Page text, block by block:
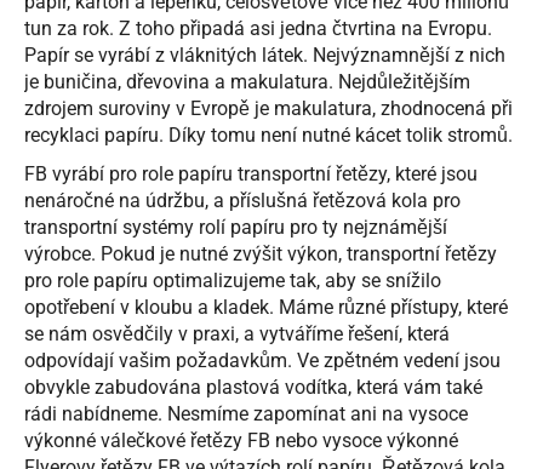
tun za rok. Z toho připadá asi jedna čtvrtina na Evropu.
Papír se vyrábí z vláknitých látek. Nejvýznamnější z nich
je buničina, dřevovina a makulatura. Nejdůležitějším
zdrojem suroviny v Evropě je makulatura, zhodnocená při
recyklaci papíru. Díky tomu není nutné kácet tolik stromů.
FB vyrábí pro role papíru transportní řetězy, které jsou
nenáročné na údržbu, a příslušná řetězová kola pro
transportní systémy rolí papíru pro ty nejznámější
výrobce. Pokud je nutné zvýšit výkon, transportní řetězy
pro role papíru optimalizujeme tak, aby se snížilo
opotřebení v kloubu a kladek. Máme různé přístupy, které
se nám osvědčily v praxi, a vytváříme řešení, která
odpovídají vašim požadavkům. Ve zpětném vedení jsou
obvykle zabudována plastová vodítka, která vám také
rádi nabídneme. Nesmíme zapomínat ani na vysoce
výkonné válečkové řetězy FB nebo vysoce výkonné